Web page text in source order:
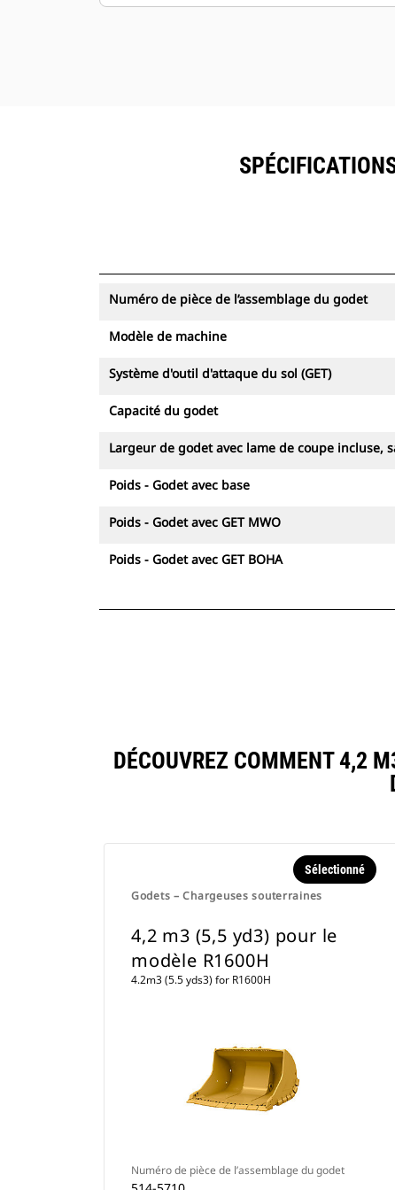
Numéro de pièce de l’assemblage du godet
Modèle de machine
Système d'outil d'attaque du sol (GET)
Capacité du godet
Largeur de godet avec lame de coupe incluse,
Poids - Godet avec base
Poids - Godet avec GET MWO
Poids - Godet avec GET BOHA
DÉCOUVREZ COMMENT 4,2
Godets – Chargeuses souterraines
Sélectionné
4,2 m3 (5,5 yd3) pour le
modèle R1600H
4.2m3 (5.5 yds3) for R1600H
Numéro de pièce de l’assemblage du godet